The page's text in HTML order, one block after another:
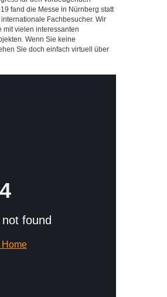
fand die Messe in Nürnberg statt
Fachbesucher. Wir
mit vielen interessanten
Wenn Sie keine
Sie doch einfach virtuell über